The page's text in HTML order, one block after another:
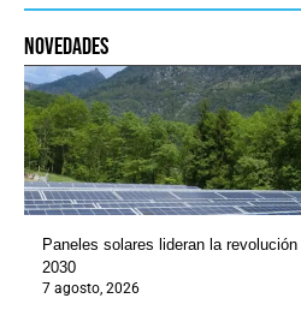
novedades
Paneles solares lideran la
2030
7 agosto, 2026